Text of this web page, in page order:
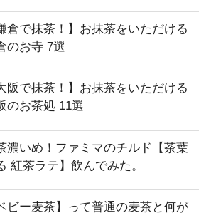
倉で抹茶！】お抹茶をいただける
のお寺 7選
阪で抹茶！】お抹茶をいただける
のお茶処 11選
濃いめ！ファミマのチルド【茶葉
紅茶ラテ】飲んでみた。
ビー麦茶】って普通の麦茶と何が